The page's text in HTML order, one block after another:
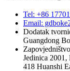
Tel: +86
Email:
Dodatak
Guangdong
Jedinica 2001,
418 Huanshi